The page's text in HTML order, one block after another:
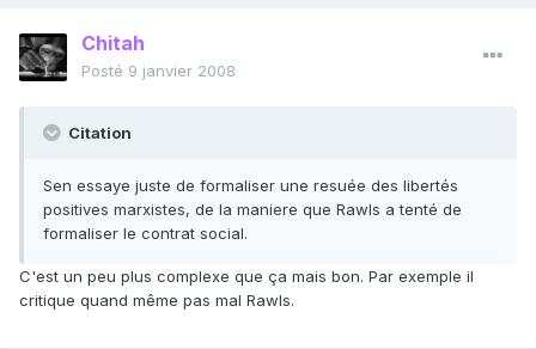
Chitah
Posté 9 janvier 2008
Citation
Sen essaye juste de formaliser une resuée des libertés
positives marxistes, de la maniere que Rawls a tenté de
formaliser le contrat social.
C'est un peu plus complexe que ça mais bon. Par exemple il
critique quand même pas mal Rawls.